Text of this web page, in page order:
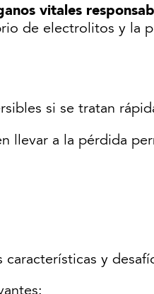
vitales
de electrolitos y la
si se tratan
llevar a la pérdida
y